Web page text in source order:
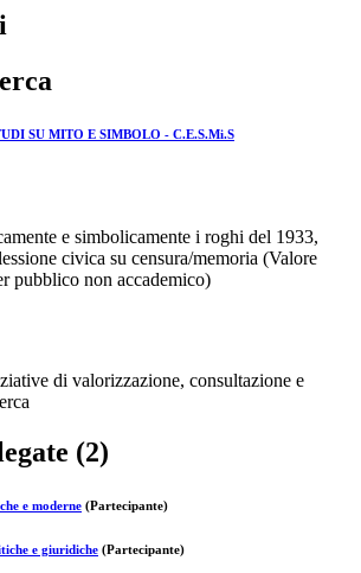
SU MITO E SIMBOLO - C.E.S.Mi.S
e simbolicamente i roghi del 1933,
civica su censura/memoria (Valore
pubblico non accademico)
di valorizzazione, consultazione e
(2)
e moderne (Partecipante)
e giuridiche (Partecipante)